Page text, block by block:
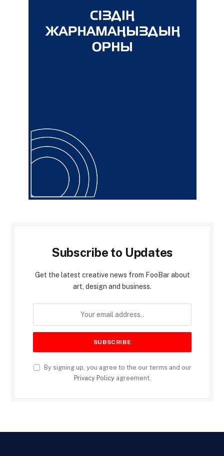
Subscribe to Updates
Get the latest creative news from FooBar about
art, design and business.
By signing up, you agree to the our terms and our
Privacy Policyagreement.